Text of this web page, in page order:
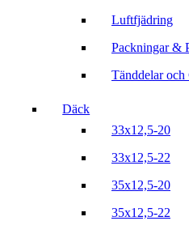
Luftfjädring
Packningar &
Tänddelar
Däck
33x12,5-20
33x12,5-22
35x12,5-20
35x12,5-22